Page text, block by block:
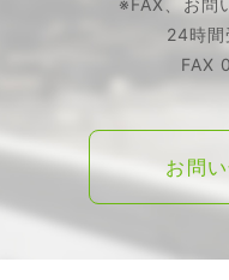
※FAX、お問
24時間
FAX
お問